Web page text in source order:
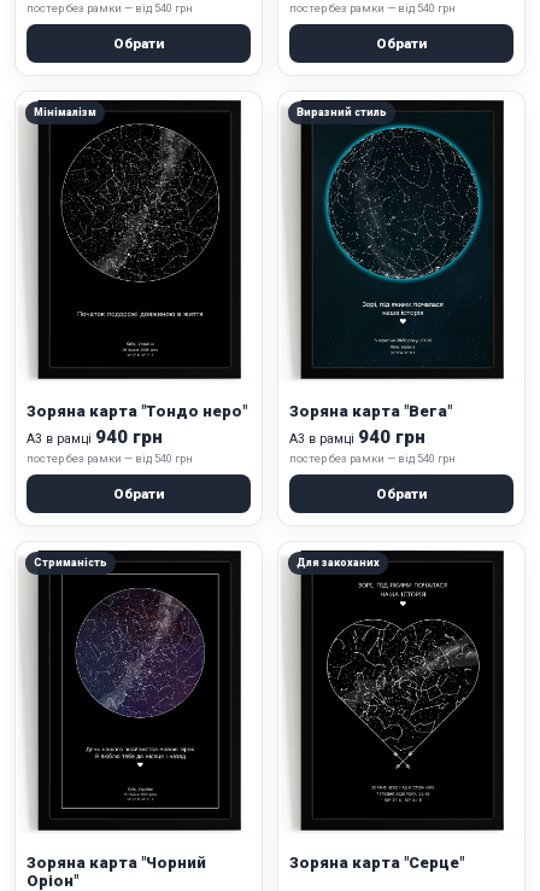
постер без рамки — від 540 грн
Обрати
постер без рамки — від 540 грн
Обрати
Мінімалізм
Зоряна карта "Тондо неро"
А3 в рамці 940 грн
постер без рамки — від 540 грн
Обрати
Виразний стиль
Зоряна карта "Вега"
А3 в рамці 940 грн
постер без рамки — від 540 грн
Обрати
Стриманість
Зоряна карта "Чорний
Оріон"
Для закоханих
Зоряна карта "Серце"